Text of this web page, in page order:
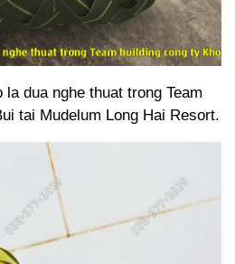
dua nghe thuat trong Team
tai Mudelum Long Hai Resort.